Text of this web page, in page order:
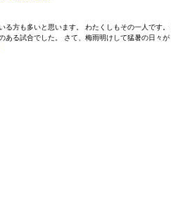
る方も多いと思います。 わたくしもその一人です
ある試合でした。 さて、梅雨明けして猛暑の日々が